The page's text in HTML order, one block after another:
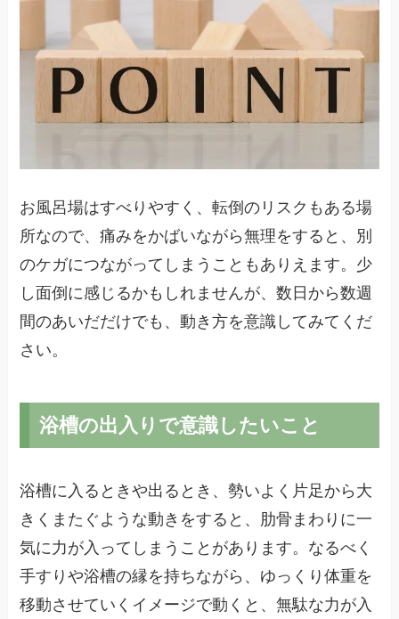
お風呂場はすべりやすく、転倒のリスクもある場
所なので、痛みをかばいながら無理をすると、別
のケガにつながってしまうこともありえます。少
し面倒に感じるかもしれませんが、数日から数週
間のあいだだけでも、動き方を意識してみてくだ
さい。
浴槽の出入りで意識したいこと
浴槽に入るときや出るとき、勢いよく片足から大
きくまたぐような動きをすると、肋骨まわりに一
気に力が入ってしまうことがあります。なるべく
手すりや浴槽の縁を持ちながら、ゆっくり体重を
移動させていくイメージで動くと、無駄な力が入